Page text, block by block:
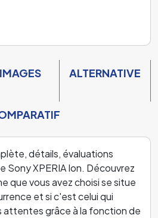
IMAGES ALTERNATIVE
détails, évaluations
Sony XPERIA Ion. Découvrez
que vous avez choisi se situe
et si c'est celui qui
attentes grâce à la fonction de